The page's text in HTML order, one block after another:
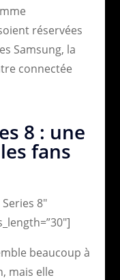
réservées
Samsung, la
connectée
8 : une
fans
8″
beaucoup à
mais elle